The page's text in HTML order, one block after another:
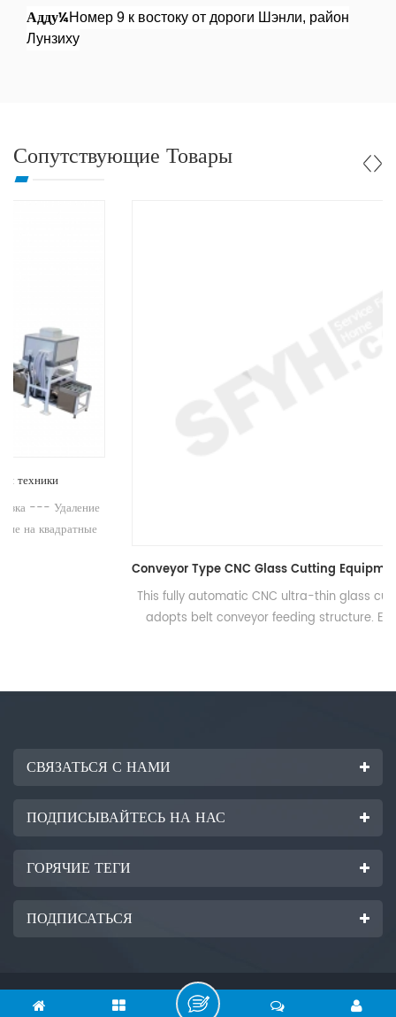
Адду¼Номер 9 к востоку от дороги Шэнли, район
Лунзиху
Сопутствующие Товары
Conveyor Type CNC Glass Cutting Equipment Factory Supply
This fully automatic CNC ultra-thin glass cutting machine
adopts belt conveyor feeding structure. Equipped with
СВЯЗАТЬСЯ С НАМИ
ПОДПИСЫВАЙТЕСЬ НА НАС
ГОРЯЧИЕ ТЕГИ
ПОДПИСАТЬСЯ
Авторское право © Anhui Ruilong Glass Machinery Co., Ltd.